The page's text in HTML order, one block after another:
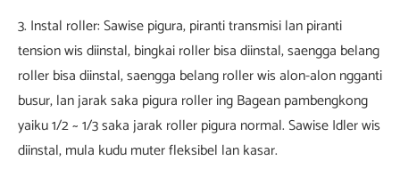
3. Instal roller: Sawise pigura, piranti transmisi lan piranti
tension wis diinstal, bingkai roller bisa diinstal, saengga belang
roller bisa diinstal, saengga belang roller wis alon-alon ngganti
busur, lan jarak saka pigura roller ing Bagean pambengkong
yaiku 1/2 ~ 1/3 saka jarak roller pigura normal. Sawise Idler wis
diinstal, mula kudu muter fleksibel lan kasar.